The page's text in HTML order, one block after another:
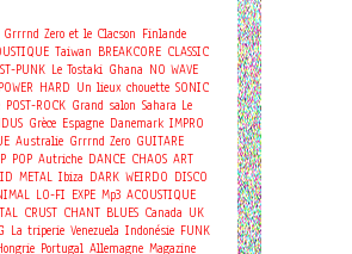
Grrrnd Zero et le Clacson Finlande
Taiwan BREAKCORE CLASSIC
PUNK Le Tostaki Ghana NO WAVE
POWER HARD Un lieux chouette SONIC
POST-ROCK Grand salon Sahara Le
Grèce Espagne Danemark IMPRO
Australie Grrrnd Zero GUITARE
POP Autriche DANCE CHAOS ART
METAL Ibiza DARK WEIRDO DISCO
LO-FI EXPE Mp3 ACOUSTIQUE
CRUST CHANT BLUES Canada UK
La triperie Venezuela Indonésie FUNK
Portugal Allemagne Magazine